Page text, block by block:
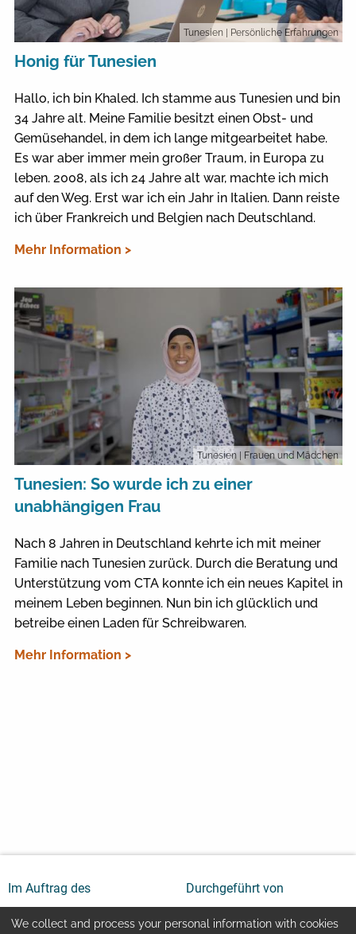
Tunesien | Persönliche Erfahrungen
Honig für Tunesien
Hallo, ich bin Khaled. Ich stamme aus Tunesien und bin
34 Jahre alt. Meine Familie besitzt einen Obst- und
Gemüsehandel, in dem ich lange mitgearbeitet habe.
Es war aber immer mein großer Traum, in Europa zu
leben. 2008, als ich 24 Jahre alt war, machte ich mich
auf den Weg. Erst war ich ein Jahr in Italien. Dann reiste
ich über Frankreich und Belgien nach Deutschland.
Mehr Information >
Tunesien | Frauen und Mädchen
Tunesien: So wurde ich zu einer
unabhängigen Frau
Nach 8 Jahren in Deutschland kehrte ich mit meiner
Familie nach Tunesien zurück. Durch die Beratung und
Unterstützung vom CTA konnte ich ein neues Kapitel in
meinem Leben beginnen. Nun bin ich glücklich und
betreibe einen Laden für Schreibwaren.
Mehr Information >
Im Auftrag des Durchgeführt von
We collect and process your personal information with cookies